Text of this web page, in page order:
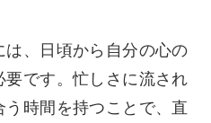
、日頃から自分の心の
です。忙しさに流され
時間を持つことで、直